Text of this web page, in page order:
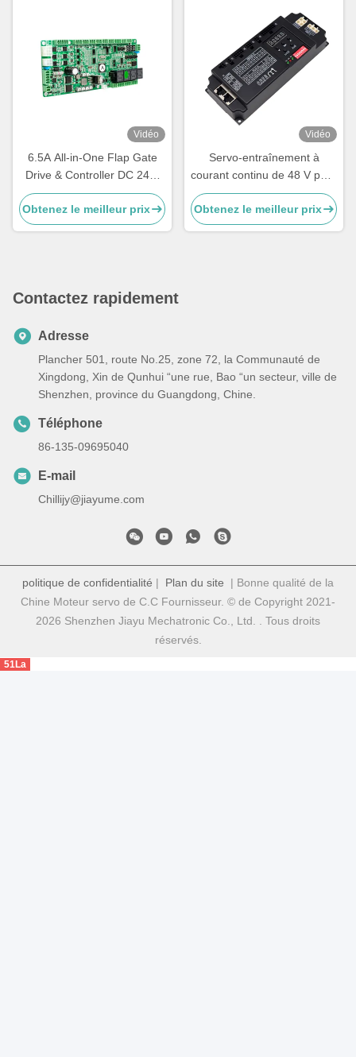
Vidéo
6.5A All-in-One Flap Gate
Drive & Controller DC 24V,
RS232/Modbus, -20°C à
55°C, protection contre les
pincements
Obtenez le meilleur prix
Vidéo
Servo-entraînement à
courant continu de 48 V pour
porte automatique de vitesse
du tournevis
Obtenez le meilleur prix
Contactez rapidement
Adresse
Plancher 501, route No.25, zone 72, la Communauté de
Xingdong, Xin de Qunhui “une rue, Bao “un secteur, ville de
Shenzhen, province du Guangdong, Chine.
Téléphone
86-135-09695040
E-mail
Chillijy@jiayume.com
politique de confidentialité | Plan du site | Bonne qualité de la
Chine Moteur servo de C.C Fournisseur. © de Copyright 2021-
2026 Shenzhen Jiayu Mechatronic Co., Ltd. . Tous droits
réservés.
51La